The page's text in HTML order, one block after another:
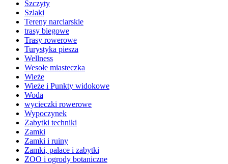
Szczyty
Szlaki
Tereny narciarskie
trasy biegowe
Trasy rowerowe
Turystyka piesza
Wellness
Wesołe miasteczka
Wieże
Wieże i Punkty widokowe
Woda
wycieczki rowerowe
Wypoczynek
Zabytki techniki
Zamki
Zamki i ruiny
Zamki, pałace i zabytki
ZOO i ogrody botaniczne